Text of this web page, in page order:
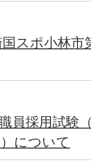
スポ小林市
員採用試験
について